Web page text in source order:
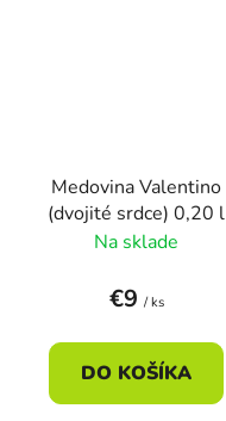
Medovina Valentino
(dvojité srdce) 0,20 l
Na sklade
€9 / ks
DO KOŠÍKA